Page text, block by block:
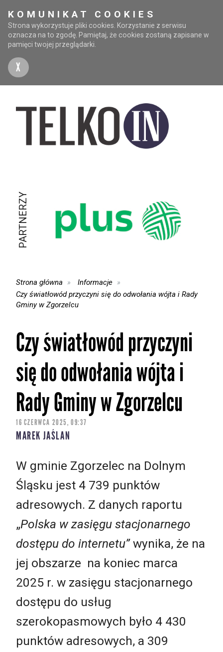
KOMUNIKAT COOKIES
Strona wykorzystuje pliki cookies. Korzystanie z serwisu
oznacza na to zgodę. Pamiętaj, że cookies zostaną zapisane w
pamięci twojej przeglądarki.
X
PARTNERZY
Strona główna
Informacje
Czy światłowód przyczyni się do odwołania wójta i Rady
Gminy w Zgorzelcu
Czy światłowód przyczyni
się do odwołania wójta i
Rady Gminy w Zgorzelcu
16 CZERWCA 2025, 09:37
MAREK JAŚLAN
W gminie Zgorzelec na Dolnym
Śląsku jest 4 739 punktów
adresowych. Z danych raportu
„Polska w zasięgu stacjonarnego
dostępu do internetu”wynika, że na
jej obszarze na koniec marca
2025 r. w zasięgu stacjonarnego
dostępu do usług
szerokopasmowych było 4 430
punktów adresowych, a 309